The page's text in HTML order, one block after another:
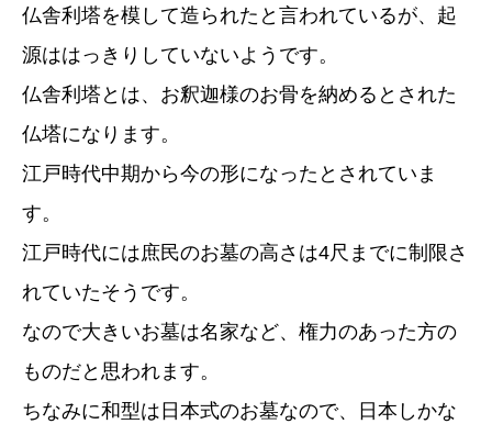
仏舎利塔を模して造られたと言われているが、起
源ははっきりしていないようです。
仏舎利塔とは、お釈迦様のお骨を納めるとされた
仏塔になります。
江戸時代中期から今の形になったとされていま
す。
江戸時代には庶民のお墓の高さは4尺までに制限さ
れていたそうです。
なので大きいお墓は名家など、権力のあった方の
ものだと思われます。
ちなみに和型は日本式のお墓なので、日本しかな